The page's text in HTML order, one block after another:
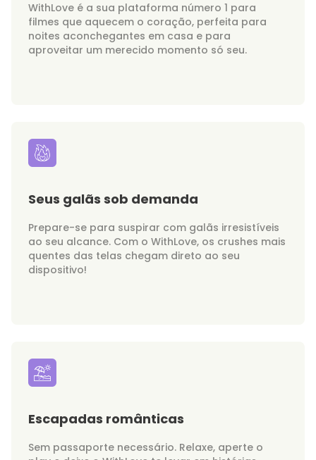
WithLove é a sua plataforma número 1 para
filmes que aquecem o coração, perfeita para
noites aconchegantes em casa e para
aproveitar um merecido momento só seu.
Seus galãs sob demanda
Prepare-se para suspirar com galãs irresistíveis
ao seu alcance. Com o WithLove, os crushes mais
quentes das telas chegam direto ao seu
dispositivo!
Escapadas românticas
Sem passaporte necessário. Relaxe, aperte o